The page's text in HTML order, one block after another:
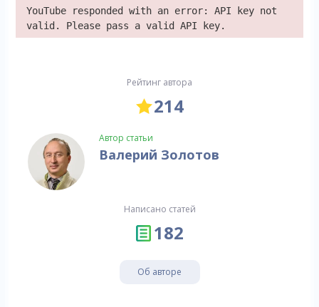
YouTube responded with an error: API key not
valid. Please pass a valid API key.
Рейтинг автора
214
Автор статьи
Валерий Золотов
Написано статей
182
Об авторе